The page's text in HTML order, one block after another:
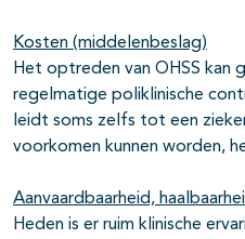
Kosten (middelenbeslag)
Het optreden van OHSS kan
regelmatige poliklinische
leidt soms zelfs tot een
voorkomen kunnen worden,
Aanvaardbaarheid,
Heden is er ruim klinische